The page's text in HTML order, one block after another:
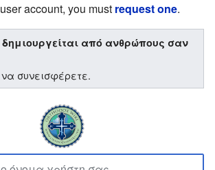
account, you must request one.
δημιουργείται από ανθρώπους σαν
συνεισφέρετε.